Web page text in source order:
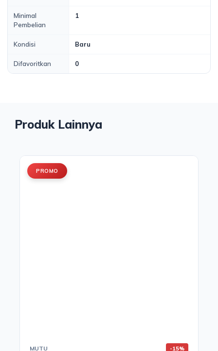
Minimal
Pembelian
1
Kondisi Baru
Difavoritkan 0
Produk Lainnya
PROMO
MUTU -15%